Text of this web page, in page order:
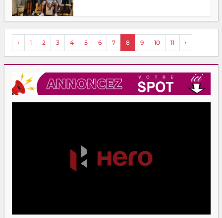
‹ 1 2 3 4 5 6 7 8 9 10 11 ›